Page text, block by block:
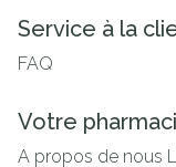
Service à la
FAQ
Votre
A propos de nous